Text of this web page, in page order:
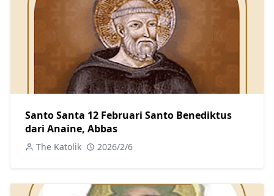
Santo Santa 12 Februari Santo Benediktus
dari Anaine, Abbas
The Katolik 2026/2/6